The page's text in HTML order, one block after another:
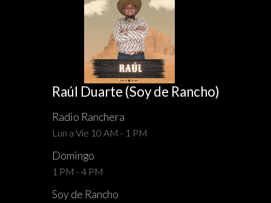
Raúl Duarte (Soy de Rancho)
Radio Ranchera
Lun a Vie 10 AM - 1 PM
Domingo
1 PM - 4 PM
Soy de Rancho